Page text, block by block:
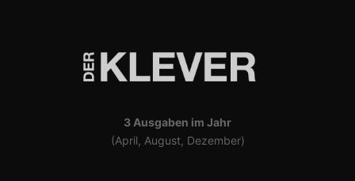
3 Ausgaben im Jahr
(April, August, Dezember)